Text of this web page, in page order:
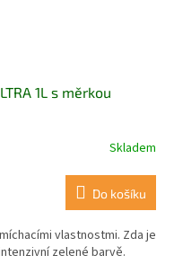
1L s měrkou
Skladem
Do košíku
vlastnostmi. Zda je
zelené barvě.